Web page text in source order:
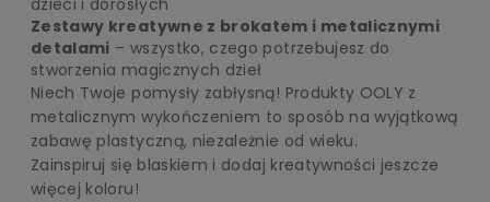
dzieci i dorosłych
Zestawy kreatywne z brokatem i metalicznymi
detalami – wszystko, czego potrzebujesz do
stworzenia magicznych dzieł
Niech Twoje pomysły zabłysną! Produkty OOLY z
metalicznym wykończeniem to sposób na wyjątkową
zabawę plastyczną, niezależnie od wieku.
Zainspiruj się blaskiem i dodaj kreatywności jeszcze
więcej koloru!